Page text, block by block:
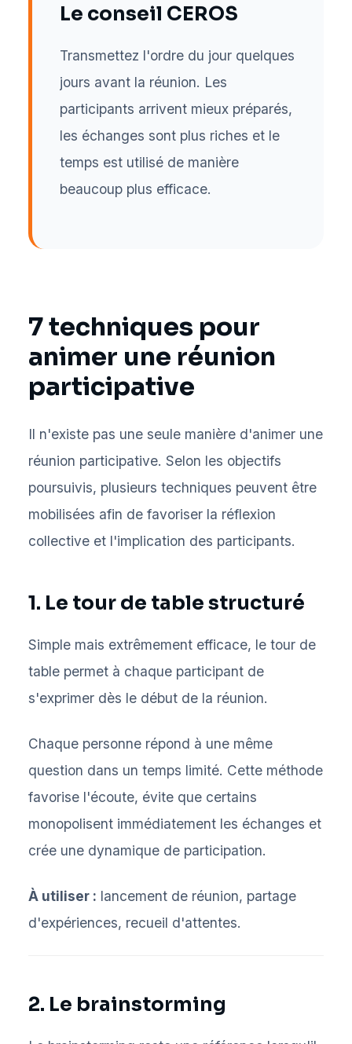
Le conseil CEROS
Transmettez l'ordre du jour quelques
jours avant la réunion. Les
participants arrivent mieux préparés,
les échanges sont plus riches et le
temps est utilisé de manière
beaucoup plus efficace.
7 techniques pour
animer une réunion
participative
Il n'existe pas une seule manière d'animer une
réunion participative. Selon les objectifs
poursuivis, plusieurs techniques peuvent être
mobilisées afin de favoriser la réflexion
collective et l'implication des participants.
1. Le tour de table structuré
Simple mais extrêmement efficace, le tour de
table permet à chaque participant de
s'exprimer dès le début de la réunion.
Chaque personne répond à une même
question dans un temps limité. Cette méthode
favorise l'écoute, évite que certains
monopolisent immédiatement les échanges et
crée une dynamique de participation.
À utiliser : lancement de réunion, partage
d'expériences, recueil d'attentes.
2. Le brainstorming